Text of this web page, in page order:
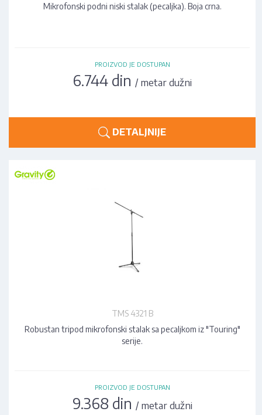
Mikrofonski podni niski stalak (pecaljka). Boja crna.
PROIZVOD JE DOSTUPAN
6.744 din / metar dužni
DETALJNIJE
TMS 4321 B
Robustan tripod mikrofonski stalak sa pecaljkom iz "Touring"
serije.
PROIZVOD JE DOSTUPAN
9.368 din / metar dužni